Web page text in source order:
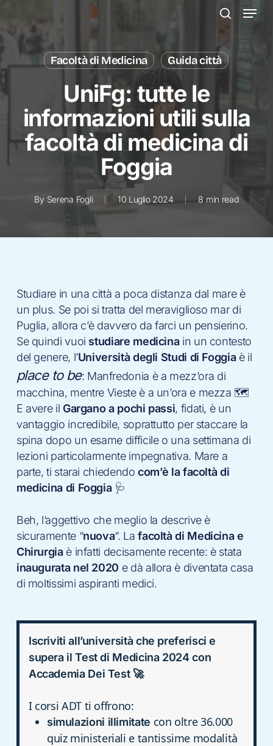
main
content
Menu
Facoltà di Medicina Guida città
UniFg: tutte le
informazioni utili sulla
facoltà di medicina di
Foggia
By Serena Fogli 10 Luglio 2024 8 min read
Studiare in una città a poca distanza dal mare è
un plus. Se poi si tratta del meraviglioso mar di
Puglia, allora c’è davvero da farci un pensierino.
Se quindi vuoi studiare medicinain un contesto
del genere, l’Università degli Studi di Foggiaè il
place to be: Manfredonia è a mezz’ora di
macchina, mentre Vieste è a un’ora e mezza 🗺
E avere il Gargano a pochi passi, fidati, è un
vantaggio incredibile, soprattutto per staccare la
spina dopo un esame difficile o una settimana di
lezioni particolarmente impegnativa. Mare a
parte, ti starai chiedendocom’è la facoltà di
medicina di Foggia🩺
Beh, l’aggettivo che meglio la descrive è
sicuramente “nuova“. Lafacoltà di Medicina e
Chirurgiaè infatti decisamente recente: è stata
inaugurata nel 2020 e dà allora è diventata casa
di moltissimi aspiranti medici.
Iscriviti all’università che preferisci e
supera il Test di Medicina 2024 con
Accademia Dei Test 🚀
I corsi ADT ti offrono:
simulazioni illimitate con oltre 36.000
quiz ministeriali e tantissime modalità